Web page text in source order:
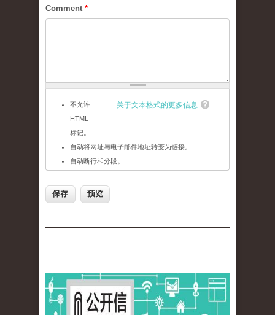
Comment *
关于文本格式的更多信息
不允许
HTML
标记。
自动将网址与电子邮件地址转变为链接。
自动断行和分段。